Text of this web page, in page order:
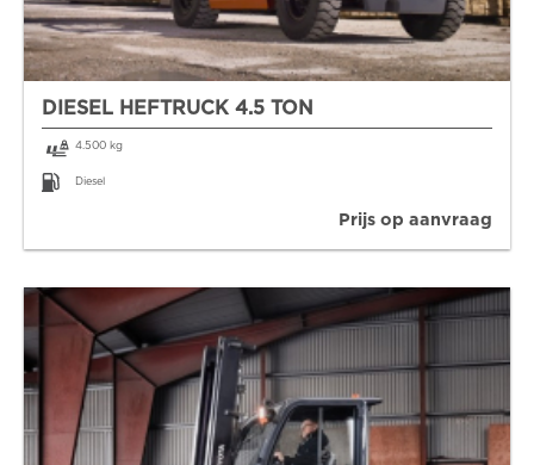
DIESEL HEFTRUCK 4.5 TON
4.500 kg
Diesel
Prijs op aanvraag